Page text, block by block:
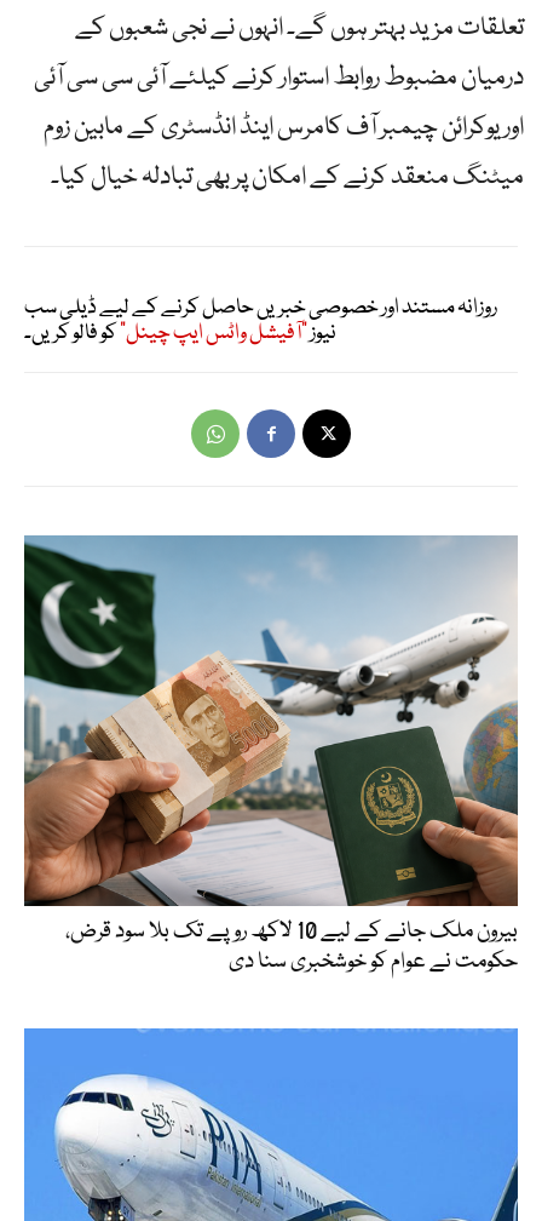
تعلقات مزید بہتر ہوں گے۔ انہوں نے نجی شعبوں کے
درمیان مضبوط روابط استوار کرنے کیلئے آئی سی سی آئی
اور یوکرائن چیمبر آف کامرس اینڈ انڈسٹری کے مابین زوم
میٹنگ منعقد کرنے کے امکان پر بھی تبادلہ خیال کیا۔
روزانہ مستند اور خصوصی خبریں حاصل کرنے کے لیے ڈیلی سب
نیوز"آفیشل واٹس ایپ چینل"کو فالو کریں۔
بیرون ملک جانے کے لیے 10 لاکھ روپے تک بلا سود قرض،
حکومت نے عوام کو خوشخبری سنا دی